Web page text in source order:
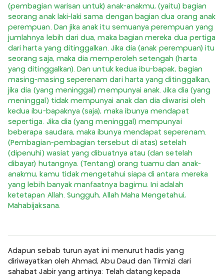
(pembagian warisan untuk) anak-anakmu, (yaitu) bagian
seorang anak laki-laki sama dengan bagian dua orang anak
perempuan. Dan jika anak itu semuanya perempuan yang
jumlahnya lebih dari dua, maka bagian mereka dua pertiga
dari harta yang ditinggalkan. Jika dia (anak perempuan) itu
seorang saja, maka dia memperoleh setengah (harta
yang ditinggalkan). Dan untuk kedua ibu-bapak, bagian
masing-masing seperenam dari harta yang ditinggalkan,
jika dia (yang meninggal) mempunyai anak. Jika dia (yang
meninggal) tidak mempunyai anak dan dia diwarisi oleh
kedua ibu-bapaknya (saja), maka ibunya mendapat
sepertiga. Jika dia (yang meninggal) mempunyai
beberapa saudara, maka ibunya mendapat seperenam.
(Pembagian-pembagian tersebut di atas) setelah
(dipenuhi) wasiat yang dibuatnya atau (dan setelah
dibayar) hutangnya. (Tentang) orang tuamu dan anak-
anakmu, kamu tidak mengetahui siapa di antara mereka
yang lebih banyak manfaatnya bagimu. Ini adalah
ketetapan Allah. Sungguh, Allah Maha Mengetahui,
Mahabijaksana.
Adapun sebab turun ayat ini menurut hadis yang
diriwayatkan oleh Ahmad, Abu Daud dan Tirmizi dari
sahabat Jabir yang artinya: Telah datang kepada